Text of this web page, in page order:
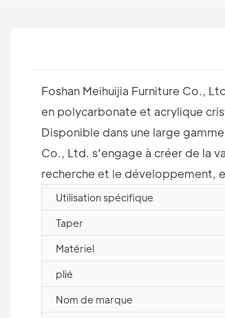
Foshan Meihuijia Furniture Co.,
en polycarbonate et acrylique
Disponible dans une large
Co., Ltd. s'engage à créer de la
recherche et le développement,
Utilisation spécifique
Taper
Matériel
plié
Nom de marque